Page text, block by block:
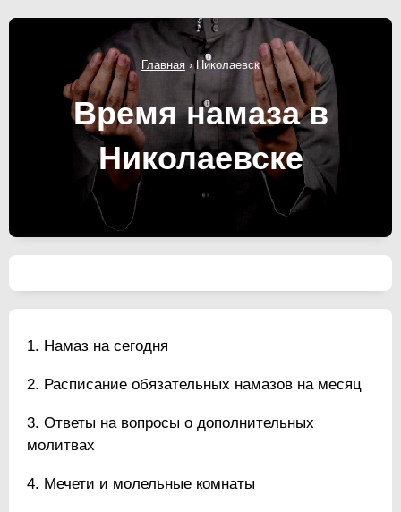
Главная ›Николаевск
Время намаза в
Николаевске
Намаз на сегодня
Расписание обязательных намазов на месяц
Ответы на вопросы о дополнительных
молитвах
Мечети и молельные комнаты